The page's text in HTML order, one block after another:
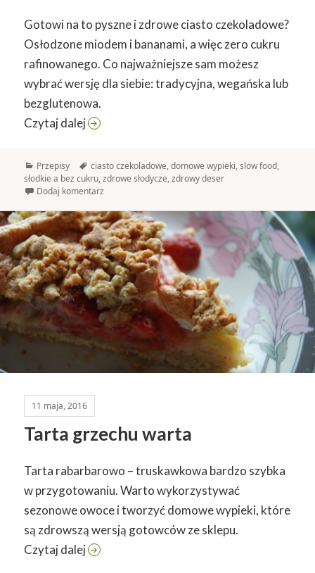
Gotowi na to pyszne i zdrowe ciasto czekoladowe?
Osłodzone miodem i bananami, a więc zero cukru
rafinowanego. Co najważniejsze sam możesz
wybrać wersję dla siebie: tradycyjna, wegańska lub
bezglutenowa.
Czytaj dalejUzależniające ciasto czekoladowe
Kategorie
Przepisy Tagi
ciasto czekoladowe,domowe wypieki,slow food,
słodkie a bez cukru,zdrowe słodycze,zdrowy deser
Dodaj komentarz
11 maja, 2016
Tarta grzechu warta
Tarta rabarbarowo – truskawkowa bardzo szybka
w przygotowaniu. Warto wykorzystywać
sezonowe owoce i tworzyć domowe wypieki, które
są zdrowszą wersją gotowców ze sklepu.
Czytaj dalejTarta grzechu warta